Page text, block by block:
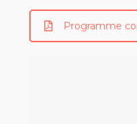
Programme